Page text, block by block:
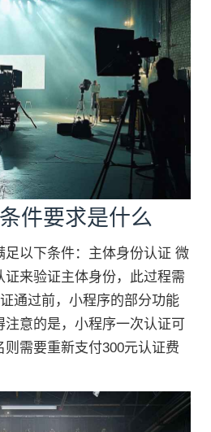
件要求是什么
足以下条件：主体身份认证 微
来验证主体身份，此过程需
通过前，小程序的部分功能
注意的是，小程序一次认证可
需要重新支付300元认证费